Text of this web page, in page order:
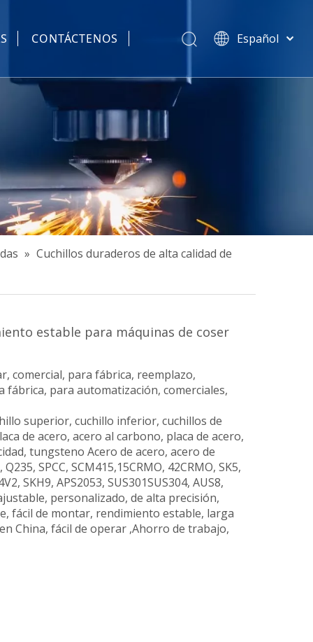
CONTÁCTENOS Español
हिन्दी
» Cuchillos duraderos de alta calidad de
estable para máquinas de coser
comercial, para fábrica, reemplazo,
para automatización, comerciales,
superior, cuchillo inferior, cuchillos de
de acero, acero al carbono, placa de acero,
tungsteno Acero de acero, acero de
SPCC, SCM415,15CRMO, 42CRMO, SK5,
SKH9, APS2053, SUS301SUS304, AUS8,
personalizado, de alta precisión,
fácil de montar, rendimiento estable, larga
China, fácil de operar ,Ahorro de trabajo,